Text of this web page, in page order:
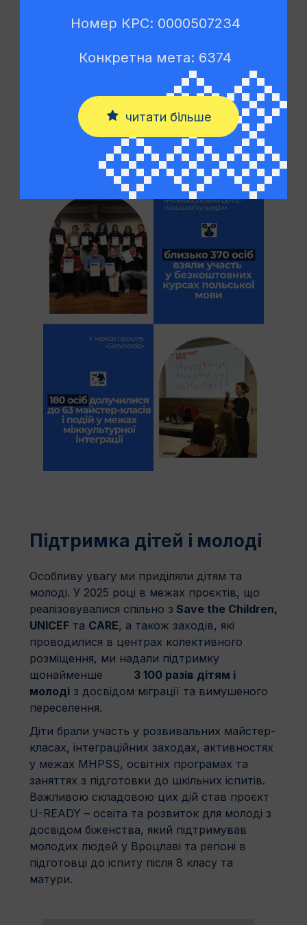
(DCKP), взяли участь близько370 осіб— як
учасники, зокрема люди віком 60+.
Ці курси стали для багатьох не лише мовними
заняттями, а простором для зміцнення
впевненості, подолання бар’єрів та набуття
навичок, необхідних у повсякденному житті,
роботі та спілкуванні з установами.
Підтримка дітей і молоді
Особливу увагу ми приділяли дітям та
молоді. У 2025 році в межах проєктів, що
реалізовувалися спільно з Save the Children,
UNICEF та CARE, а також заходів, які
проводилися в центрах колективного
розміщення, ми надали підтримку
щонайменше 3 100 разів дітям і
молоді з досвідом міграції та вимушеного
переселення.
Діти брали участь у розвивальних майстер-
класах, інтеграційних заходах, активностях
у межах MHPSS, освітніх програмах та
заняттях з підготовки до шкільних іспитів.
Важливою складовою цих дій став проєкт
U-READY – освіта та розвиток для молоді з
досвідом біженства, який підтримував
молодих людей у Вроцлаві та регіоні в
підготовці до іспиту після 8 класу та
матури.
Номер КРС: 0000507234
Конкретна мета: 6374
читати більше